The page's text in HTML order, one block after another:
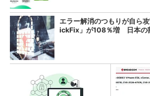
エラー解消のつもりが自ら
ickFix」が108％増 日本の